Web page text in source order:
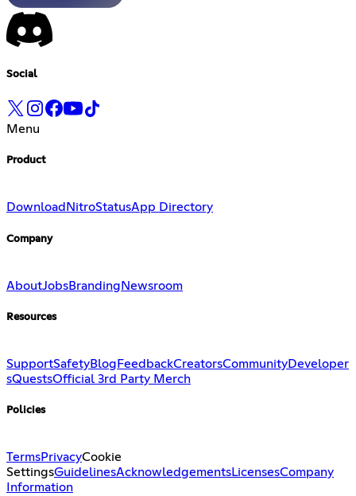
Social
Menu
Product
Download NitroStatusApp Directory
Company
AboutJobsBranding Newsroom
Resources
SupportSafetyBlog FeedbackCreatorsCommunityDeveloper
sQuestsOfficial 3rd Party Merch
Policies
TermsPrivacyCookie
SettingsGuidelinesAcknowledgementsLicensesCompany
Information